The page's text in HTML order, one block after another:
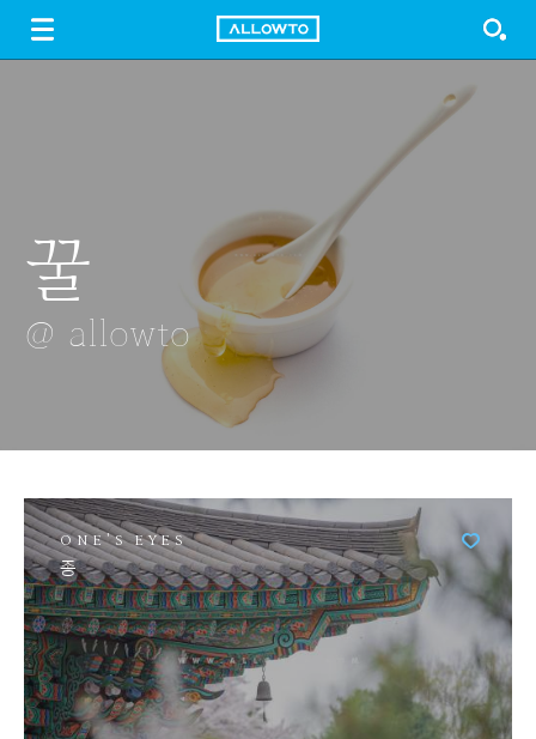
LOGIN
꿀
@ allowto
고기굽기
@ allowto
죽단화
@ allowto
소원연등
@ allowto
경화역의 벚꽃
@ allowto
ONE'S EYES
종